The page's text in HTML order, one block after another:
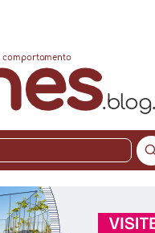
Pesquisar
Blog